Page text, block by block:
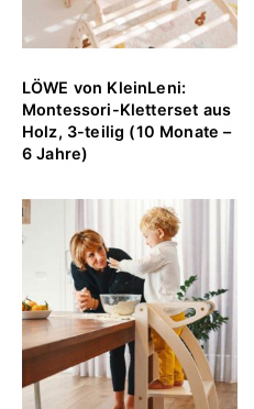
LÖWE von KleinLeni:
Montessori-Kletterset aus
Holz, 3-teilig (10 Monate –
6 Jahre)